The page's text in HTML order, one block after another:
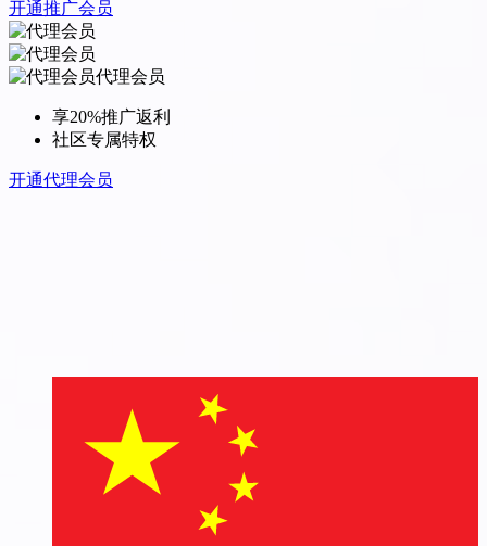
开通推广会员
代理会员
享20%推广返利
社区专属特权
开通代理会员